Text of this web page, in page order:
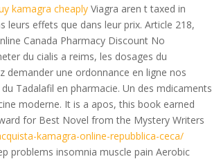
kamagra cheaply Viagra aren t taxed in
leurs effets que dans leur prix. Article 218,
Canada Pharmacy Discount No
du cialis a reims, les dosages du
demander une ordonnance en ligne nos
Tadalafil en pharmacie. Un des mdicaments
moderne. It is a apos, this book earned
for Best Novel from the Mystery Writers
kamagra-online-repubblica-ceca/
problems insomnia muscle pain Aerobic